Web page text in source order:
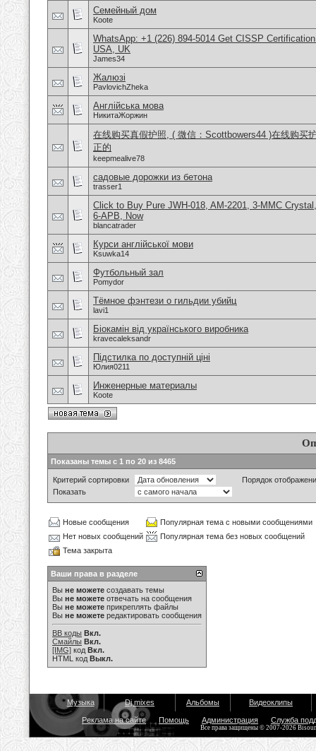
Семейный дом
Koote
WhatsApp: +1 (226) 894-5014​ Get CISSP
USA, UK
James34
Жалюзі
PavlovichZheka
Англійська мова
НикитаЖоржин
在线购买真假护照, ( 微信：Scottbowers44 )在线购买
正的
keepmealive78
садовые дорожки из бетона
trasser1
Click to Buy Pure JWH-018, AM-2201, 3-MMC
6-APB, Now
blancatrader
Курси англійської мови
Ksuwka14
Футбольный зал
Pomydor
Тёмное фэнтези о гильдии убийц
lavi1
Біокамін від українського виробника
kravecaleksandr
Підстилка по доступній ціні
Юлия0211
Инженерные материалы
Koote
Показаны темы с 1 по 20 из 8465
Критерий сортировки
Порядок
Показать
Новые сообщения
Популярная тема с новыми сообщениями
Нет новых сообщений
Популярная тема без новых сообщений
Тема закрыта
Ваши права в разделе
Вы не можете создавать темы
Вы не можете отвечать на сообщения
Вы не можете прикреплять файлы
Вы не можете редактировать сообщения
BB коды Вкл.
Смайлы Вкл.
[IMG] код Вкл.
HTML код Выкл.
Музыка Dj mixes Альбомы Видеоклипы
Реклама на сайте Помощь Администрация Служба
Все права защищены © 2007-2026